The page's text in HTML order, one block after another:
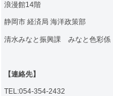
浪漫館14階
静岡市 経済局 海洋政策部
清水みなと振興課 みなと色彩係
【連絡先】
TEL:054-354-2432